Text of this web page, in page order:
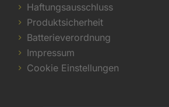
Haftungsausschluss
Produktsicherheit
Batterieverordnung
Impressum
Cookie Einstellungen